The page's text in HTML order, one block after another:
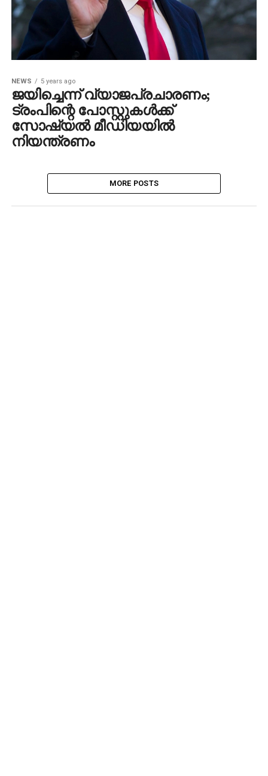
NEWS 5 years ago
ജയിച്ചെന്ന് വ്യാജപ്രചാരണം;
ട്രംപിന്റെ പോസ്റ്റുകള്‍ക്ക്
സോഷ്യല്‍ മീഡിയയില്‍
നിയന്ത്രണം
MORE POSTS